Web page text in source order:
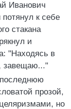
Иванович
к себе
стакана
и
"Находясь в
завещаю..."
прозой,
но